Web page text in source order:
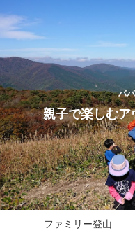
パ
親子で楽しむ
ファミリー登山